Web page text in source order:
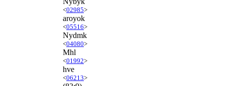
<02985>
aroyok
<05516>
Nydmk
<04080>
Mhl
<01992>
hve
<06213>